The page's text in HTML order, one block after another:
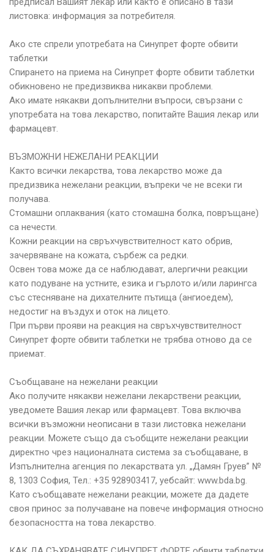
листовка: информация за потребителя.
Ако сте спрели употребата на Синупрет форте обвити
таблетки
Спирането на приема на Синупрет форте обвити таблетки
обикновено не предизвиква никакви проблеми.
Ако имате някакви допълнителни въпроси, свързани с
употребата на това лекарство, попитайте Вашия лекар или
фармацевт.
ВЪЗМОЖНИ НЕЖЕЛАНИ РЕАКЦИИ
Както всички лекарства, това лекарство може да
предизвика нежелани реакции, въпреки че не всеки ги
получава.
Стомашни оплаквания (като стомашна болка, повръщане)
са нечести.
Кожни реакции на свръхчувствителност като обрив,
зачервяване на кожата, сърбеж са редки.
Освен това може да се наблюдават, алергични реакции
като подуване на устните, езика и гърлото и/или ларингса
със стесняване на дихателните пътища (ангиоедем),
недостиг на въздух и оток на лицето.
При първи прояви на реакция на свръхчувствителност
Синупрет форте обвити таблетки не трябва отново да се
приемат.
Съобщаване на нежелани реакции
Ако получите някакви нежелани лекарствени реакции,
уведомете Вашия лекар или фармацевт. Това включва
всички възможни неописани в тази листовка нежелани
реакции. Можете също да съобщите нежелани реакции
директно чрез националната система за съобщаване, в
Изпълнителна агенция по лекарствата ул. „Дамян Груев” №
8, 1303 София, Тел.: +35 928903417, уебсайт: www.bda.bg.
Като съобщавате нежелани реакции, можете да дадете
своя принос за получаване на повече информация относно
безопасността на това лекарство.